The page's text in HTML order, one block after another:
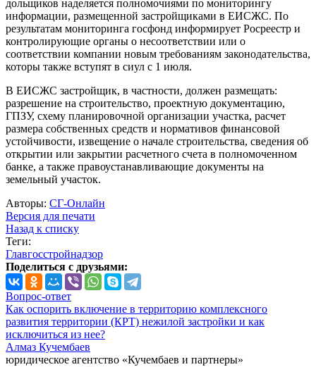
дольщиков наделяется полномочиями по мониторингу
информации, размещенной застройщиками в ЕИСЖС. По
результатам мониторинга госфонд информирует Росреестр и
контролирующие органы о несоответствии или о
соответствии компании новым требованиям законодательства,
которы также вступят в сиул с 1 июля.
В ЕИСЖС застройщик, в частности, должен размещать:
разрешение на строительство, проектную документацию,
ГПЗУ, схему планировочной организации участка, расчет
размера собственных средств и нормативов финансовой
устойчивости, извещение о начале строительства, сведения об
открытии или закрытии расчетного счета в полномоченном
банке, а также правоустанавливающие документы на
земельный участок.
Авторы: СГ-Онлайн
Версия для печати
Назад к списку
Теги:
Главгосстройнадзор
Поделиться с друзьями:
Вопрос-ответ
Как оспорить включение в территорию комплексного
развития территории (КРТ) нежилой застройки и как
исключиться из нее?
Алмаз Кучембаев
юридическое агентство «Кучембаев и партнеры»